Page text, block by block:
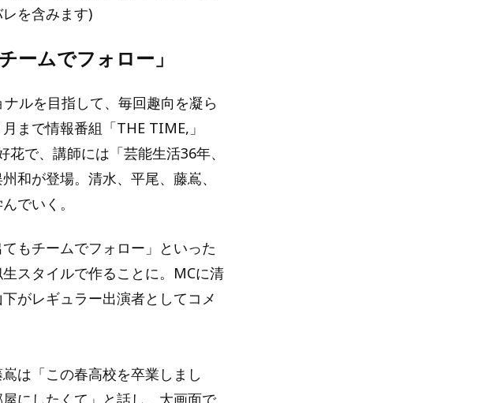
を含みます)
ームでフォロー」
ルを目指して、毎回趣向を凝ら
まで情報番組「THE TIME,」
で、講師には「芸能生活36年、
和が登場。清水、平尾、藤嶌、
でいく。
もチームでフォロー」といった
スタイルで作ることに。MCに清
がレギュラー出演者としてコメ
は「この春高校を卒業しまし
にしたくて」と話し、大画面で